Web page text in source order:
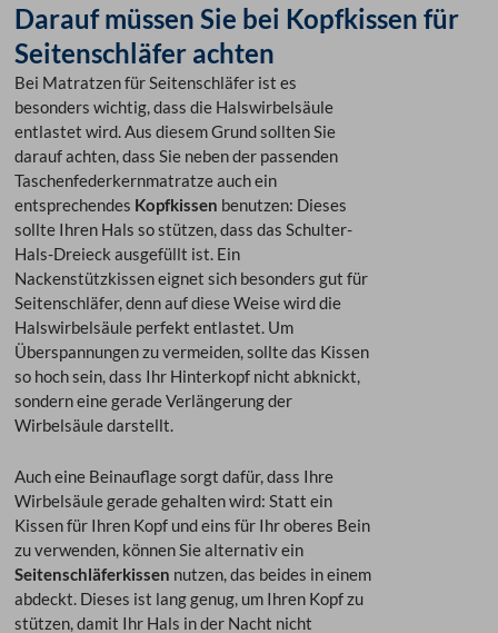
Darauf müssen Sie bei Kopfkissen für
Seitenschläfer achten
Bei Matratzen für Seitenschläfer ist es
besonders wichtig, dass die Halswirbelsäule
entlastet wird. Aus diesem Grund sollten Sie
darauf achten, dass Sie neben der passenden
Taschenfederkernmatratze auch ein
entsprechendes Kopfkissen benutzen: Dieses
sollte Ihren Hals so stützen, dass das Schulter-
Hals-Dreieck ausgefüllt ist. Ein
Nackenstützkissen eignet sich besonders gut für
Seitenschläfer, denn auf diese Weise wird die
Halswirbelsäule perfekt entlastet. Um
Überspannungen zu vermeiden, sollte das Kissen
so hoch sein, dass Ihr Hinterkopf nicht abknickt,
sondern eine gerade Verlängerung der
Wirbelsäule darstellt.
Auch eine Beinauflage sorgt dafür, dass Ihre
Wirbelsäule gerade gehalten wird: Statt ein
Kissen für Ihren Kopf und eins für Ihr oberes Bein
zu verwenden, können Sie alternativ ein
Seitenschläferkissen nutzen, das beides in einem
abdeckt. Dieses ist lang genug, um Ihren Kopf zu
stützen, damit Ihr Hals in der Nacht nicht